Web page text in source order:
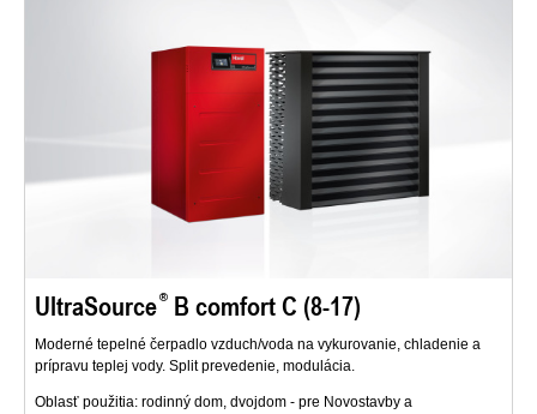
UltraSource B comfort C (8-17)
Moderné tepelné čerpadlo vzduch/voda na vykurovanie, chladenie a
prípravu teplej vody. Split prevedenie, modulácia.
Oblasť použitia: rodinný dom, dvojdom - pre Novostavby a